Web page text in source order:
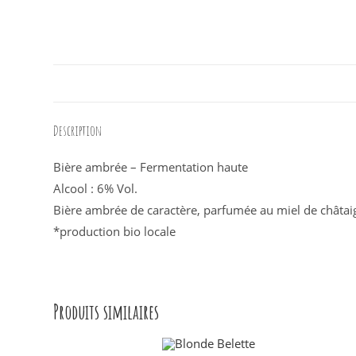
Description
Bière ambrée – Fermentation haute
Alcool : 6% Vol.
Bière ambrée de caractère, parfumée au miel de
*production bio locale
Produits similaires